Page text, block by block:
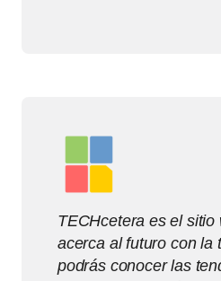
TECHcetera es el sitio
acerca al futuro con la
podrás conocer las